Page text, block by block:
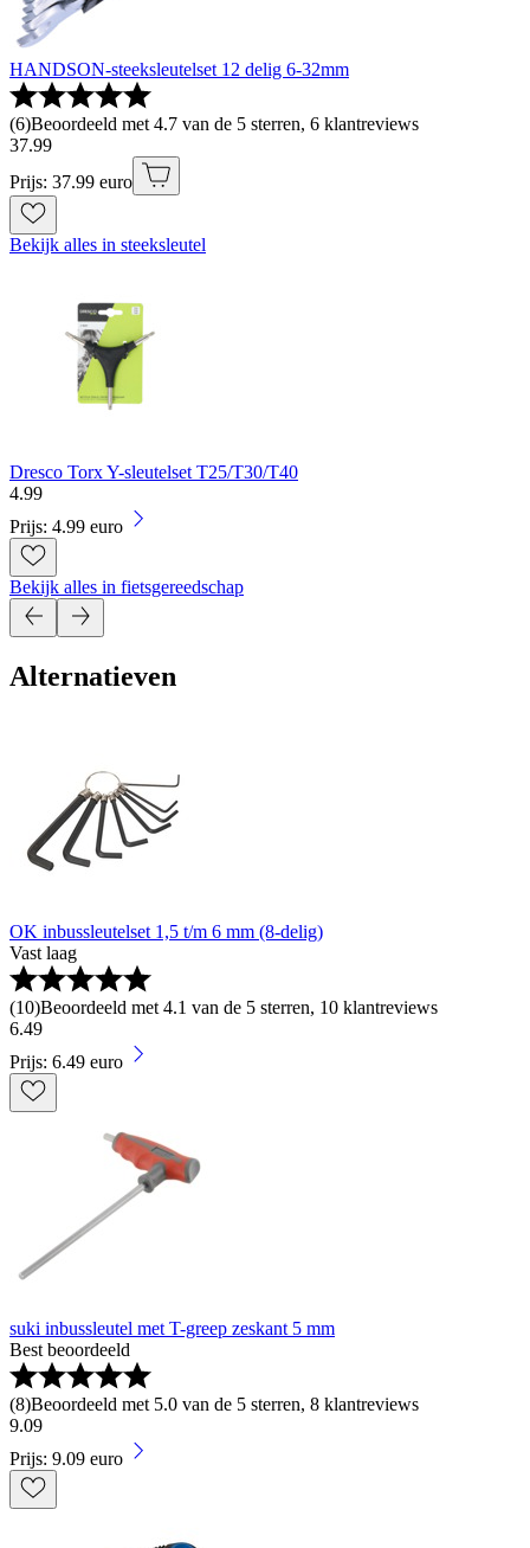
HANDSON-steeksleutelset 12 delig 6-32mm
(6)Beoordeeld met 4.7 van de 5 sterren, 6 klantreviews
37.99
Prijs: 37.99 euro
Bekijk alles in steeksleutel
Dresco Torx Y-sleutelset T25/T30/T40
4.99
Prijs: 4.99 euro
Bekijk alles in fietsgereedschap
Alternatieven
OK inbussleutelset 1,5 t/m 6 mm (8-delig)
Vast laag
(10)Beoordeeld met 4.1 van de 5 sterren, 10 klantreviews
6.49
Prijs: 6.49 euro
suki inbussleutel met T-greep zeskant 5 mm
Best beoordeeld
(8)Beoordeeld met 5.0 van de 5 sterren, 8 klantreviews
9.09
Prijs: 9.09 euro